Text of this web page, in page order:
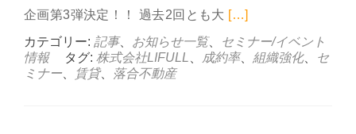
企画第3弾決定！！ 過去2回とも大 Read more about 8
[…]
カテゴリー: 記事、 お知らせ一覧、
セミナー/イベント
情報
タグ: 株式会社LIFULL 成約率、 組織強化、
セ
ミナー
賃貸、 落合不動産